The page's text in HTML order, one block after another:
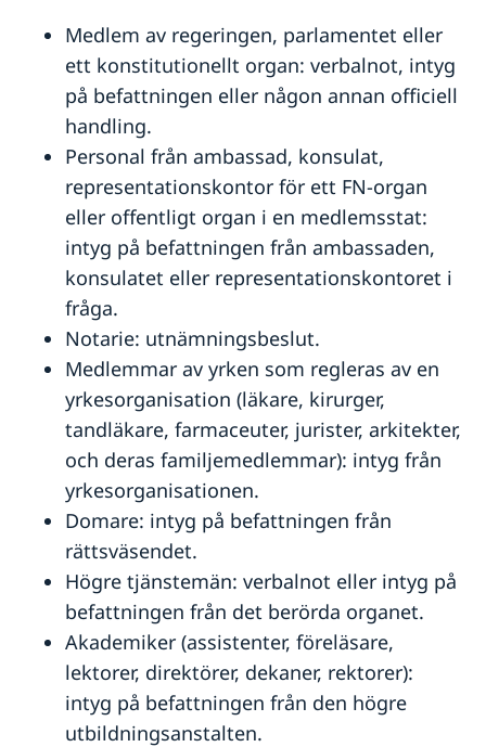
Medlem av regeringen, parlamentet eller
ett konstitutionellt organ: verbalnot, intyg
på befattningen eller någon annan officiell
handling.
Personal från ambassad, konsulat,
representationskontor för ett FN-organ
eller offentligt organ i en medlemsstat:
intyg på befattningen från ambassaden,
konsulatet eller representationskontoret i
fråga.
Notarie: utnämningsbeslut.
Medlemmar av yrken som regleras av en
yrkesorganisation (läkare, kirurger,
tandläkare, farmaceuter, jurister, arkitekter,
och deras familjemedlemmar): intyg från
yrkesorganisationen.
Domare: intyg på befattningen från
rättsväsendet.
Högre tjänstemän: verbalnot eller intyg på
befattningen från det berörda organet.
Akademiker (assistenter, föreläsare,
lektorer, direktörer, dekaner, rektorer):
intyg på befattningen från den högre
utbildningsanstalten.